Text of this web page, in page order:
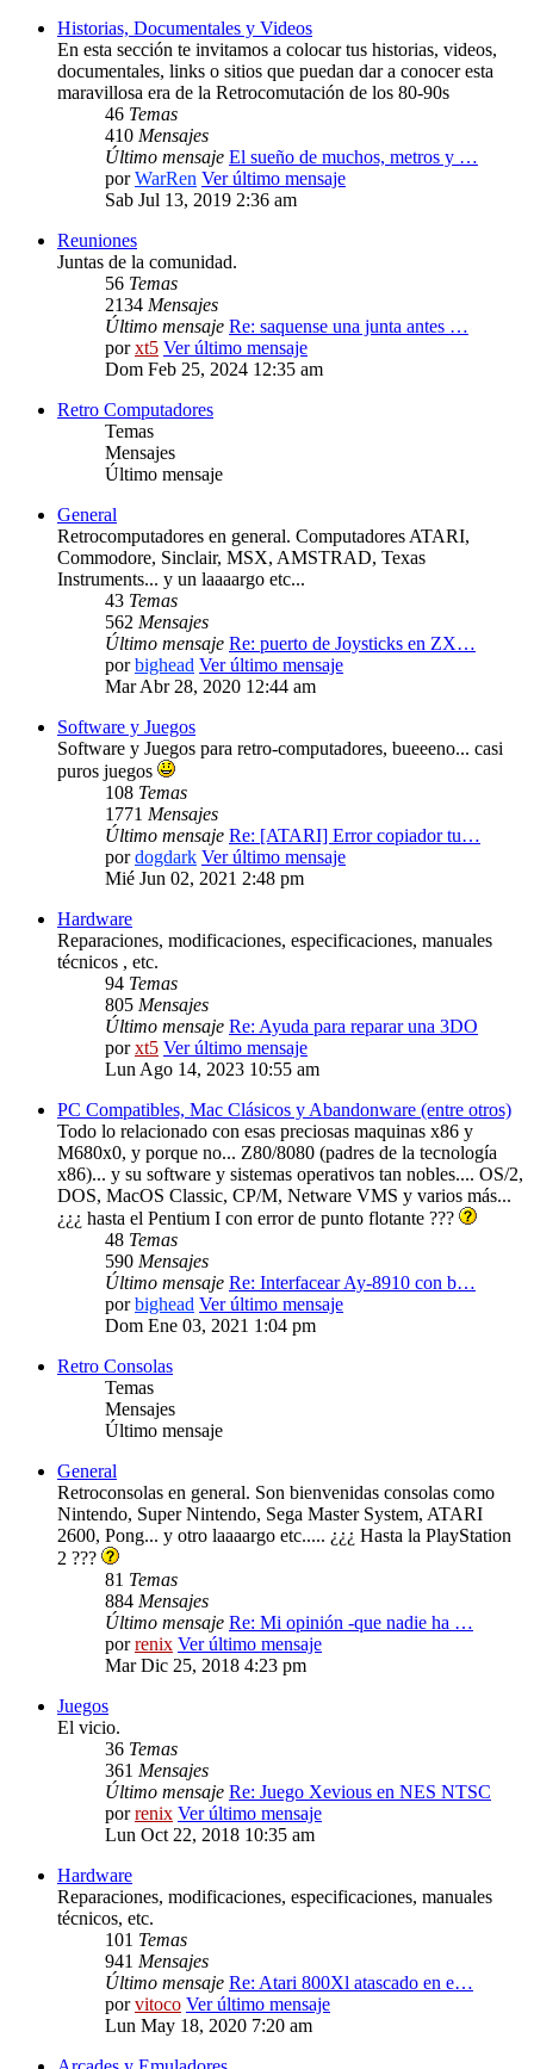
Historias, Documentales y Videos
En esta sección te invitamos a colocar tus historias, videos,
documentales, links o sitios que puedan dar a conocer esta
maravillosa era de la Retrocomutación de los 80-90s
46 Temas
410 Mensajes
Último mensaje El sueño de muchos, metros y …
porWarRen Ver último mensaje
Sab Jul 13, 2019 2:36 am
Reuniones
Juntas de la comunidad.
56 Temas
2134 Mensajes
Último mensaje Re: saquense una junta antes …
porxt5 Ver último mensaje
Dom Feb 25, 2024 12:35 am
Retro Computadores
Temas
Mensajes
Último mensaje
General
Retrocomputadores en general. Computadores ATARI,
Commodore, Sinclair, MSX, AMSTRAD, Texas
Instruments... y un laaaargo etc...
43 Temas
562 Mensajes
Último mensaje Re: puerto de Joysticks en ZX…
porbighead Ver último mensaje
Mar Abr 28, 2020 12:44 am
Software y Juegos
Software y Juegos para retro-computadores, bueeeno... casi
puros juegos
108 Temas
1771 Mensajes
Último mensaje Re: [ATARI] Error copiador tu…
pordogdark Ver último mensaje
Mié Jun 02, 2021 2:48 pm
Hardware
Reparaciones, modificaciones, especificaciones, manuales
técnicos , etc.
94 Temas
805 Mensajes
Último mensaje Re: Ayuda para reparar una 3DO
porxt5 Ver último mensaje
Lun Ago 14, 2023 10:55 am
PC Compatibles, Mac Clásicos y Abandonware (entre otros)
Todo lo relacionado con esas preciosas maquinas x86 y
M680x0, y porque no... Z80/8080 (padres de la tecnología
x86)... y su software y sistemas operativos tan nobles.... OS/2,
DOS, MacOS Classic, CP/M, Netware VMS y varios más...
¿¿¿ hasta el Pentium I con error de punto flotante ???
48 Temas
590 Mensajes
Último mensaje Re: Interfacear Ay-8910 con b…
porbighead Ver último mensaje
Dom Ene 03, 2021 1:04 pm
Retro Consolas
Temas
Mensajes
Último mensaje
General
Retroconsolas en general. Son bienvenidas consolas como
Nintendo, Super Nintendo, Sega Master System, ATARI
2600, Pong... y otro laaaargo etc..... ¿¿¿ Hasta la PlayStation
2 ???
81 Temas
884 Mensajes
Último mensaje Re: Mi opinión -que nadie ha …
porrenix Ver último mensaje
Mar Dic 25, 2018 4:23 pm
Juegos
El vicio.
36 Temas
361 Mensajes
Último mensaje Re: Juego Xevious en NES NTSC
porrenix Ver último mensaje
Lun Oct 22, 2018 10:35 am
Hardware
Reparaciones, modificaciones, especificaciones, manuales
técnicos, etc.
101 Temas
941 Mensajes
Último mensaje Re: Atari 800Xl atascado en e…
porvitoco Ver último mensaje
Lun May 18, 2020 7:20 am